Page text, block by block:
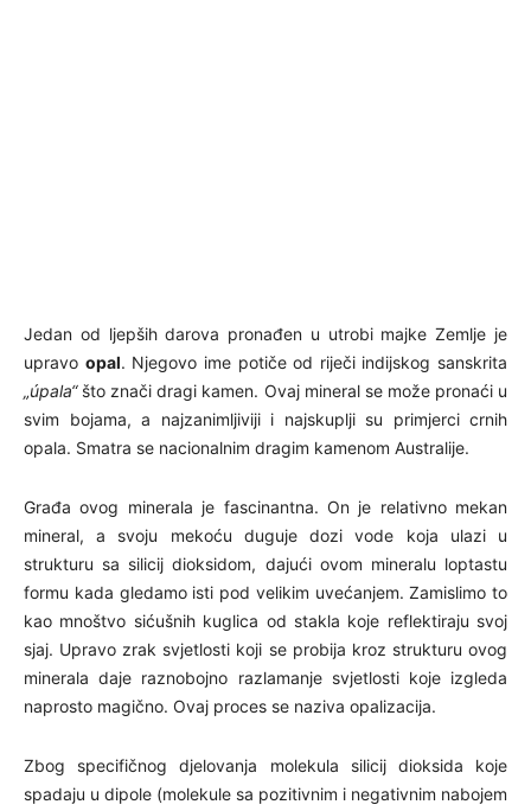
Jedan od ljepših darova pronađen u utrobi majke Zemlje je
upravo opal. Njegovo ime potiče od riječi indijskog sanskrita
„úpala“što znači dragi kamen. Ovaj mineral se može pronaći u
svim bojama, a najzanimljiviji i najskuplji su primjerci crnih
opala. Smatra se nacionalnim dragim kamenom Australije.
Građa ovog minerala je fascinantna. On je relativno mekan
mineral, a svoju mekoću duguje dozi vode koja ulazi u
strukturu sa silicij dioksidom, dajući ovom mineralu loptastu
formu kada gledamo isti pod velikim uvećanjem. Zamislimo to
kao mnoštvo sićušnih kuglica od stakla koje reflektiraju svoj
sjaj. Upravo zrak svjetlosti koji se probija kroz strukturu ovog
minerala daje raznobojno razlamanje svjetlosti koje izgleda
naprosto magično. Ovaj proces se naziva opalizacija.
Zbog specifičnog djelovanja molekula silicij dioksida koje
spadaju u dipole (molekule sa pozitivnim i negativnim nabojem